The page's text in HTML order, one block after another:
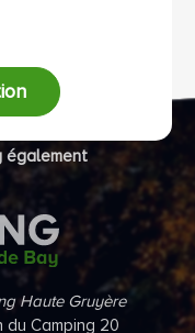
également
Haute Gruyère
du Camping 20